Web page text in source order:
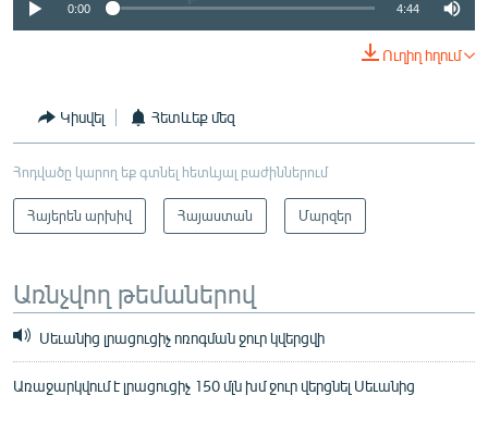
0:00 4:44
Ուղիղ հղում
Կիսվել Հետևեք մեզ
Հոդվածը կարող եք գտնել հետևյալ բաժիններում
Հայերեն արխիվ Հայաստան Մարզեր
Առնչվող թեմաներով
Սեւանից լրացուցիչ ոռոգման ջուր կվերցվի
Առաջարկվում է լրացուցիչ 150 մլն խմ ջուր վերցնել Սեւանից